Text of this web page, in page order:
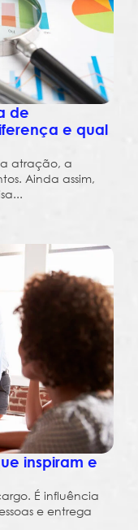
de
e qual
atração, a
Ainda assim,
inspiram e
É influência
e entrega